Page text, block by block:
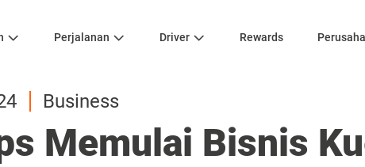
Perjalanan Driver Rewards
Business
Memulai Bisnis